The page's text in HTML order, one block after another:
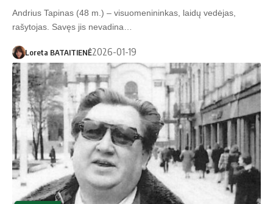
Andrius Tapinas (48 m.) – visuomenininkas, laidų vedėjas,
rašytojas. Savęs jis nevadina…
Loreta BATAITIENĖ2026-01-19